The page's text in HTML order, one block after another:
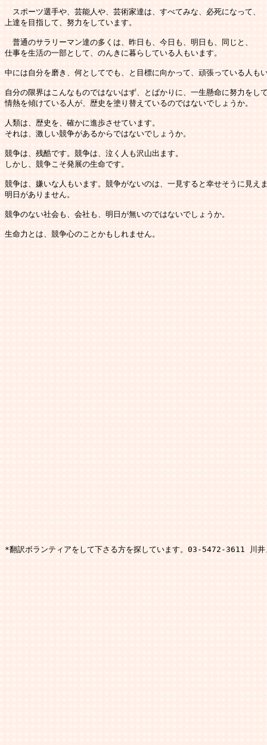
スポーツ選手や、芸能人や、芸術家達は、すべてみな、必死になって、
上達を目指して、努力をしています。
普通のサラリーマン達の多くは、昨日も、今日も、明日も、同じと、
仕事を生活の一部として、のんきに暮らしている人もいます。
中には自分を磨き、何としてでも、と目標に向かって、頑張っている人も
自分の限界はこんなものではないはず、とばかりに、一生懸命に努力をし
情熱を傾けている人が、歴史を塗り替えているのではないでしょうか。
人類は、歴史を、確かに進歩させています。
それは、激しい競争があるからではないでしょうか。
競争は、残酷です。競争は、泣く人も沢山出ます。
しかし、競争こそ発展の生命です。
競争は、嫌いな人もいます。競争がないのは、一見すると幸せそうに見え
明日がありません。
競争のない社会も、会社も、明日が無いのではないでしょうか。
生命力とは、競争心のことかもしれません。